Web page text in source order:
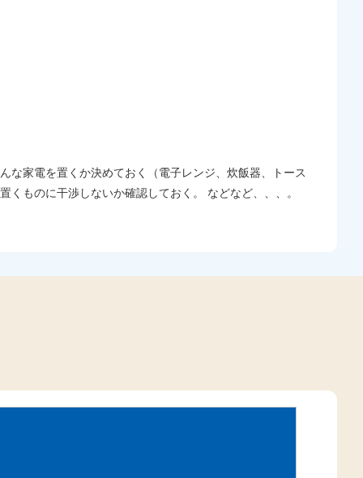
家電を置くか決めておく（電子レンジ、炊飯器、トース
ものに干渉しないか確認しておく。 などなど、、、。